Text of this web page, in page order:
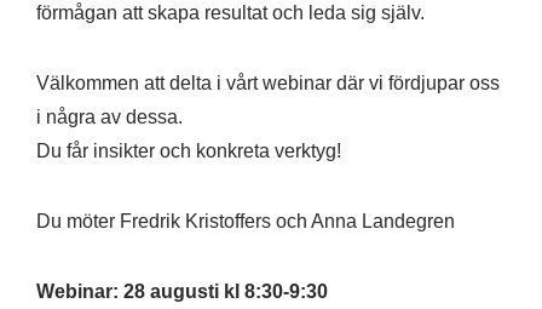
förmågan att skapa resultat och leda sig själv.
Välkommen att delta i vårt webinar där vi fördjupar oss
i några av dessa.
Du får insikter och konkreta verktyg!
Du möter Fredrik Kristoffers och Anna Landegren
Webinar: 28 augusti kl 8:30-9:30